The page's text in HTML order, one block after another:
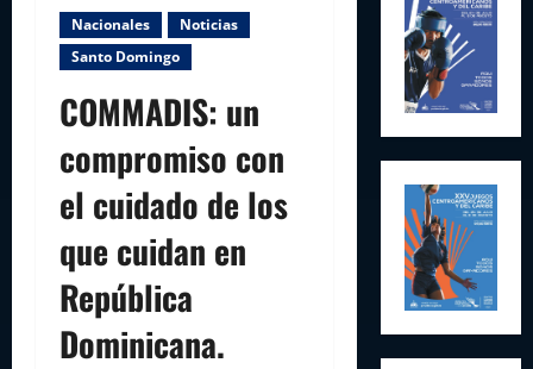
Nacionales
Noticias
Santo Domingo
COMMADIS: un
compromiso con
el cuidado de los
que cuidan en
República
Dominicana.